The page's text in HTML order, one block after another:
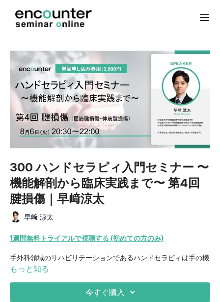
300 ハンドセラピィ入門セミナー 〜
機能解剖から臨床実践まで〜 第4回
腱損傷｜早﨑涼太
早﨑 涼太
1週間無料トライアルで視聴する (初めての方のみ)
手外科領域のリハビリテーションであるハンドセラピィは手の機
能訓練や使用訓練を通して対象者が再び日常生活で使える手を獲
ハンドセラピィの対象となる疾患は骨折や腱損傷，末梢神経障
害，炎症生疾患など多岐にわたるため手の機能解剖を熟知するこ
もっと知る
今すぐ購入